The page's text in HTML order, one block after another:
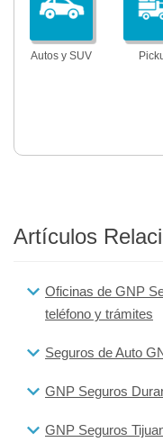
Autos y SUV
Artículos
Oficinas de GNP
teléfono y trámites
Seguros de Auto
GNP Seguros
GNP Seguros